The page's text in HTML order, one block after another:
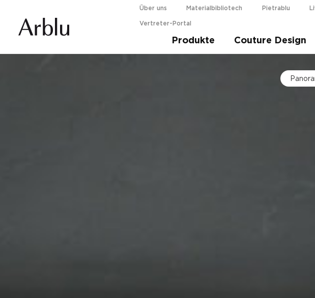
Über uns Materialbibliotech Pietrablu
Vertreter-Portal
Produkte Couture Design
Guida alla scelta della tua doccia. Scopri di più